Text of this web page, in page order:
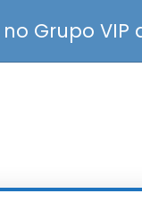
Grupo VIP